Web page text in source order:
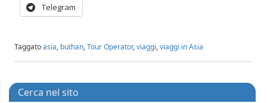
Telegram
Taggatoasia, buthan,Tour Operator,viaggi,viaggi in Asia
Cerca nel sito